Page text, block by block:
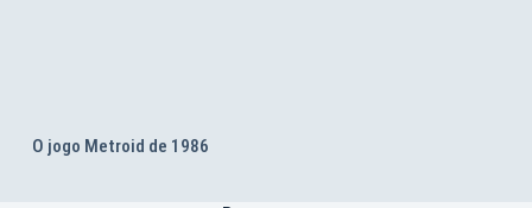
O jogo Metroid de 1986